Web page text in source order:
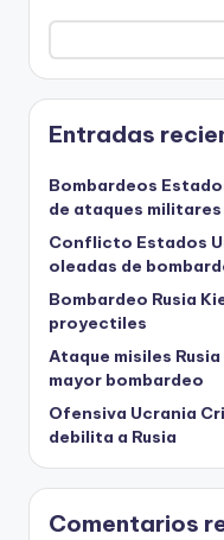
Entradas
Bombardeos
de ataques militares
Conflicto Estados
oleadas de
Bombardeo Rusia
proyectiles
Ataque misiles
mayor bombardeo
Ofensiva Ucrania
debilita a Rusia
Comentarios